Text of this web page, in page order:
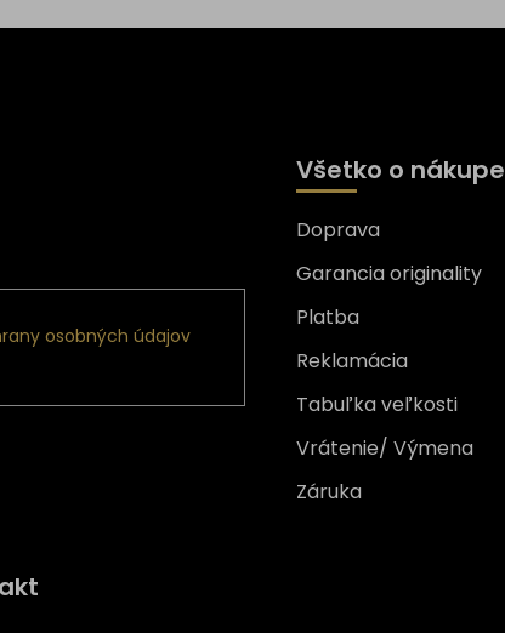
osobných údajov
Všetko o nákupe
Doprava
Garancia originality
Platba
Reklamácia
Tabuľka veľkosti
Vrátenie/ Výmena
Záruka